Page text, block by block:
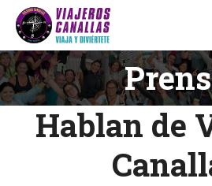
Estás aquí:
Hablan de